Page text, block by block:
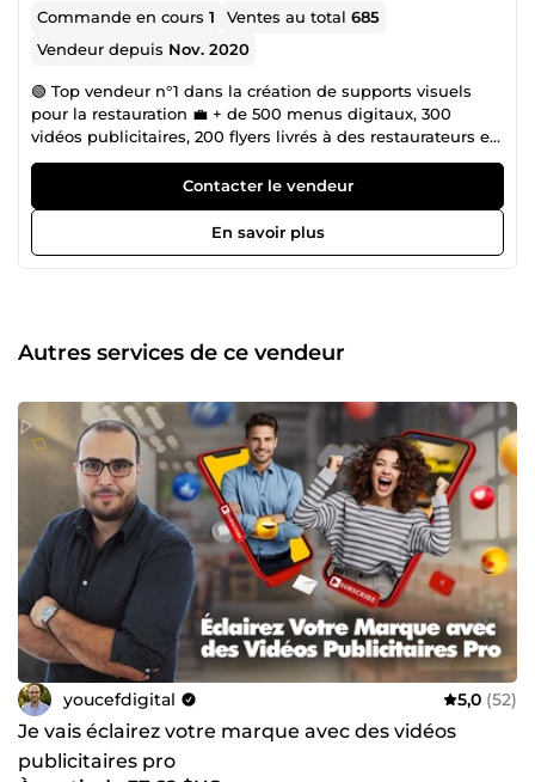
Commande en cours1 Ventes au total685
Vendeur depuis Nov. 2020
🟢 Top vendeur n°1 dans la création de supports visuels
pour la restauration 💼 + de 500 menus digitaux, 300
vidéos publicitaires, 200 flyers livrés à des restaurateurs en
France, en Belgique, au Canada et dans le monde. 📊
J'aide les restaurants à attirer plus de clients grâce à une
communication visuelle claire, moderne et vendeuse. 🎯
Depuis plus de 10 ans, je travaille aux côtés des
restaurateurs, snacks, franchises et concepts food pour
impactants, et prêts à l'emploi. 💥 POURQUOI MOI ? ✅ +10
ans d’expérience dans le design &amp; la vidéo ⭐ +500
modernes, rapides, et conçus pour vendre 📞 Disponible,
réactif, et toujours à l’écoute de vos besoins 👉 Contactez-
moi dès maintenant, je vous guiderai pour créer des
visuels efficaces, que ce soit pour vos écrans, vos réseaux
sociaux ou vos supports imprimés.
Contacter le vendeur
En savoir plus
Autres services de ce vendeur
youcefdigital 5,0 (52)
Je vais éclairez votre marque avec des vidéos
publicitaires pro